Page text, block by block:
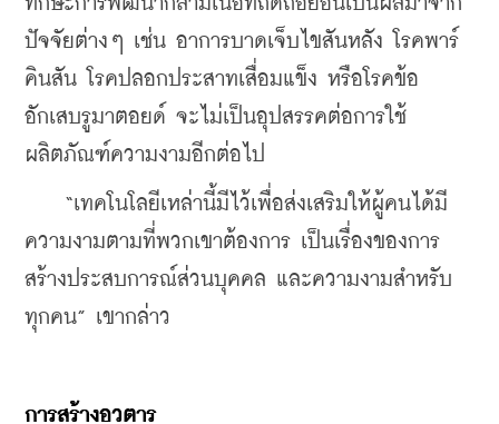
ปัจจัยต่างๆ เช่น อาการบาดเจ็บไขสันหลัง โรคพาร์
คินสัน โรคปลอกประสาทเสื่อมแข็ง หรือโรคข้อ
อักเสบรูมาตอยด์ จะไม่เป็นอุปสรรคต่อการใช้
ผลิตภัณฑ์ความงามอีกต่อไป
“เทคโนโลยีเหล่านี้มีไว้เพื่อส่งเสริมให้ผู้คนได้มี
ความงามตามที่พวกเขาต้องการ เป็นเรื่องของการ
สร้างประสบการณ์ส่วนบุคคล และความงามสำหรับ
ทุกคน” เขากล่าว
การสร้างอวตาร